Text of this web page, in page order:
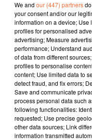
12 janvier 2022 - 13
JOURNAL DU
Fabien Gazeau
L'info près de chez
Présenté par Fabien
- Jour de Grève
s'annonce très suivi,
certaines écoles
- Les tests de
nombreux. A Mauléon,
We and our (447) partners
your consent and/or our
information on a device; Use
profiles for personalised
advertising; Measure
performance; Understand
of data from different
profiles to personalise
content; Use limited data to
detect fraud, and fix errors;
Save and communicate
process personal data such
following functionalities:
requested; Use precise
other data sources; Link
information transmitted